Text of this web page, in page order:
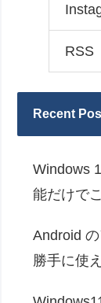
RSS
Recent
Windows
能だけで
Android
勝手に使